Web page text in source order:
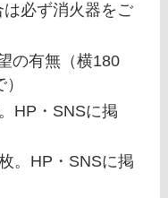
必ず消火器をご
の有無（横180
HP・SNSに掲
。HP・SNSに掲